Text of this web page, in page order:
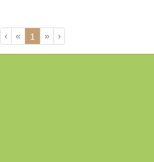
‹
«
1
»
›